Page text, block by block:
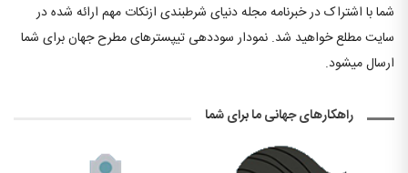
شما با اشتراک در خبرنامه مجله دنیای شرطبندی ازنکات مهم ارائه شده در
سایت مطلع خواهید شد. نمودار سوددهی تیپسترهای مطرح جهان برای شما
ارسال میشود.
راهکارهای جهانی ما برای شما